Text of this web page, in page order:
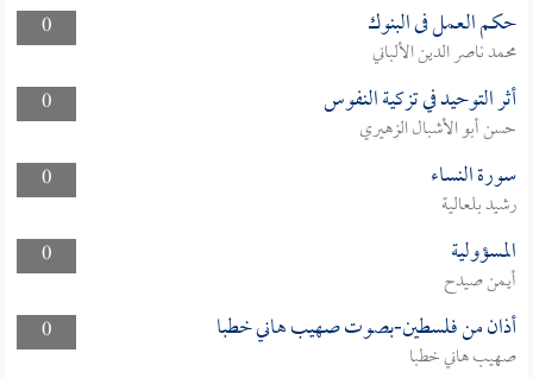
0
حكم العمل فى البنوك
محمد ناصر الدين الألباني
0
أثر التوحيد في تزكية النفوس
حسن أبو الأشبال الزهيري
0
سورة النساء
رشيد بلعالية
0
المسؤولية
أيمن صيدح
0
أذان من فلسطين-بصوت صهيب هاني خطبا
صهيب هاني خطبا